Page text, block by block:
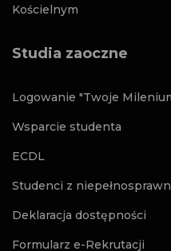
Kościelnym
Studia zaoczne
Logowanie "Twoje
Wsparcie studenta
ECDL
Studenci z
Deklaracja dostępności
Formularz e-Rekrutacji